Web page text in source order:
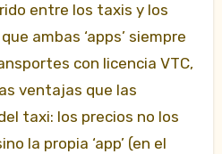
entre los taxis y los
ambas ‘apps’ siempre
con licencia VTC,
ventajas que las
taxi: los precios no los
la propia ‘app’ (en el